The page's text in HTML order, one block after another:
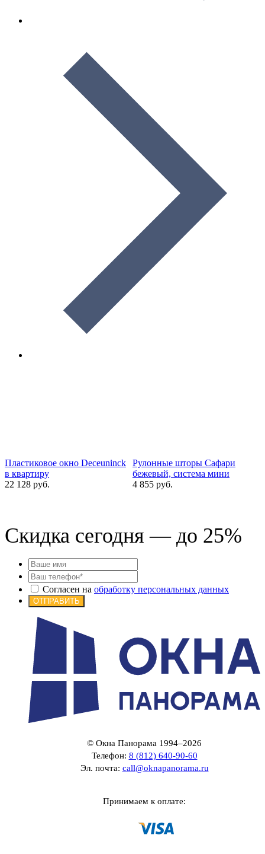
Пластиковое окно Deceuninck
в квартиру
22 128 руб.
Рулонные шторы Сафари
бежевый, система мини
4 855 руб.
Скидка сегодня — до 25%
Согласен на обработку персональных данных
ОТПРАВИТЬ
© Окна Панорама 1994–2026
Телефон: 8 (812) 640-90-60
Эл. почта: call@oknapanorama.ru
Принимаем к оплате: